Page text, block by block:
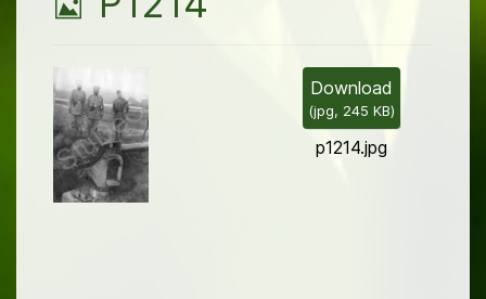
l
d
Download
(jpg, 245 KB)
p1214.jpg